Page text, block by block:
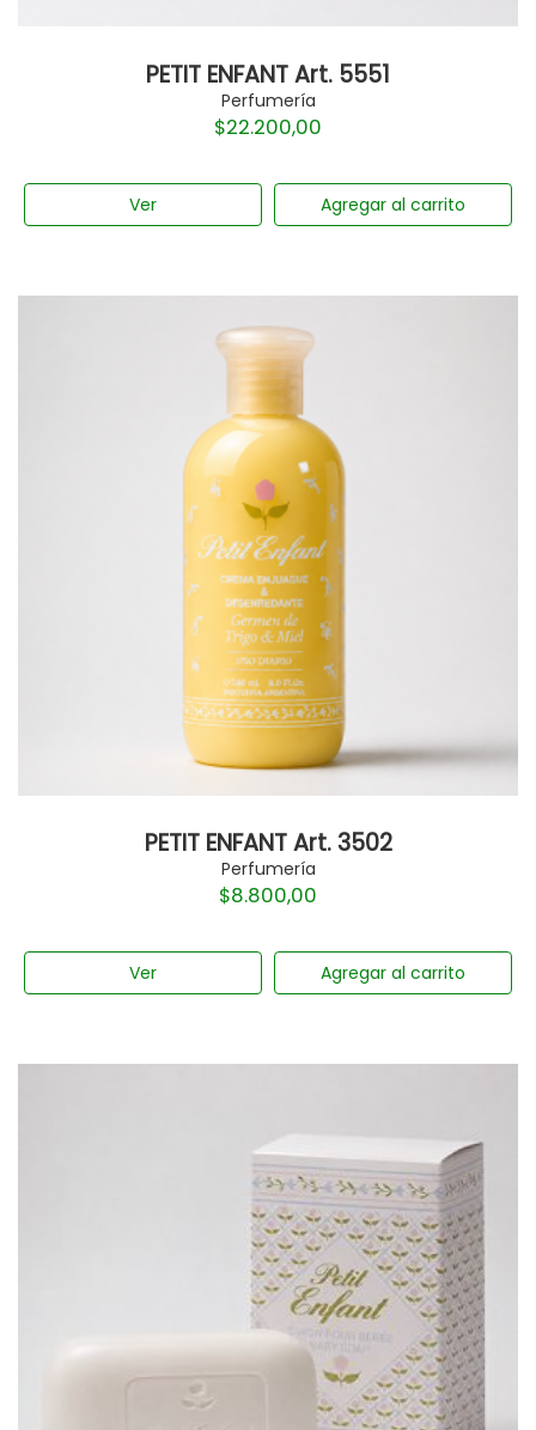
PETIT ENFANT Art. 5551
Perfumería
$22.200,00
Ver Agregar al carrito
PETIT ENFANT Art. 3502
Perfumería
$8.800,00
Ver Agregar al carrito